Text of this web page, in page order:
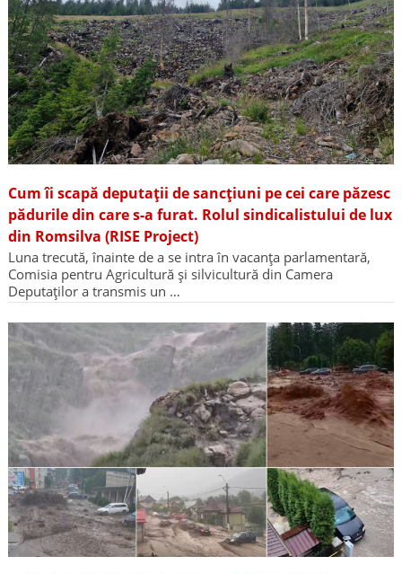
Cum îi scapă deputații de sancțiuni pe cei care păzesc
pădurile din care s-a furat. Rolul sindicalistului de lux
din Romsilva (RISE Project)
Luna trecută, înainte de a se intra în vacanța parlamentară,
Comisia pentru Agricultură și silvicultură din Camera
Deputaților a transmis un …